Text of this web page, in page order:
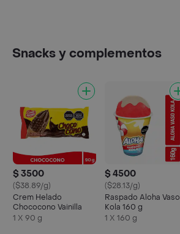
Snacks y complementos
$ 3500
($38.89/g)
Crem Helado
Chococono Vainilla
1 X 90 g
$ 4500
($28.13/g)
Raspado Aloha Vaso
Kola 160 g
1 X 160 g